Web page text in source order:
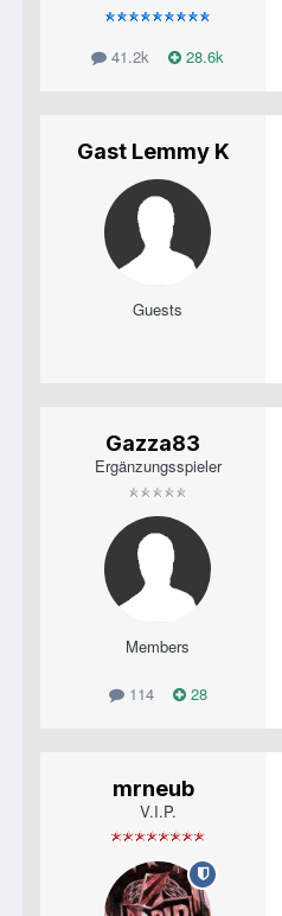
41.2k 28.6k
Gast Lemmy K
Guests
Gazza83
Ergänzungsspieler
Members
114 28
mrneub
V.I.P.